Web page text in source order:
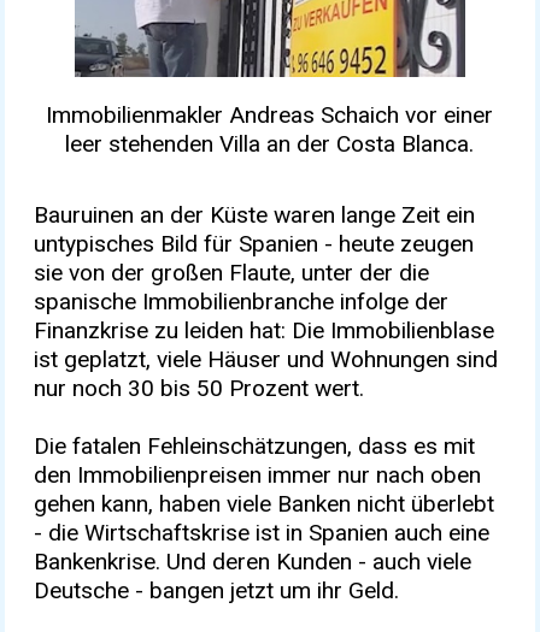
Immobilienmakler Andreas Schaich vor einer
leer stehenden Villa an der Costa Blanca.
Bauruinen an der Küste waren lange Zeit ein
untypisches Bild für Spanien - heute zeugen
sie von der großen Flaute, unter der die
spanische Immobilienbranche infolge der
Finanzkrise zu leiden hat: Die Immobilienblase
ist geplatzt, viele Häuser und Wohnungen sind
nur noch 30 bis 50 Prozent wert.
Die fatalen Fehleinschätzungen, dass es mit
den Immobilienpreisen immer nur nach oben
gehen kann, haben viele Banken nicht überlebt
- die Wirtschaftskrise ist in Spanien auch eine
Bankenkrise. Und deren Kunden - auch viele
Deutsche - bangen jetzt um ihr Geld.